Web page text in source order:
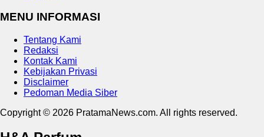
MENU INFORMASI
Tentang Kami
Redaksi
Kontak Kami
Kebijakan Privasi
Disclaimer
Pedoman Media Siber
Copyright © 2026 PratamaNews.com. All rights reserved.